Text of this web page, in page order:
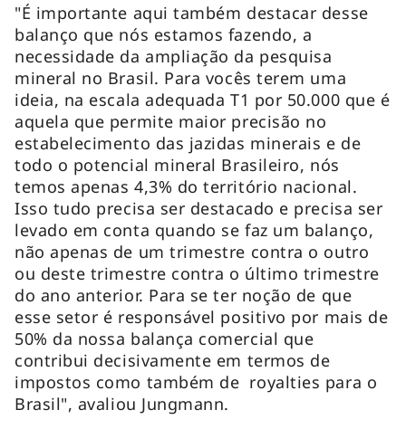
"É importante aqui também destacar desse
balanço que nós estamos fazendo, a
necessidade da ampliação da pesquisa
mineral no Brasil. Para vocês terem uma
ideia, na escala adequada T1 por 50.000 que é
aquela que permite maior precisão no
estabelecimento das jazidas minerais e de
todo o potencial mineral Brasileiro, nós
temos apenas 4,3% do território nacional.
Isso tudo precisa ser destacado e precisa ser
levado em conta quando se faz um balanço,
não apenas de um trimestre contra o outro
ou deste trimestre contra o último trimestre
do ano anterior. Para se ter noção de que
esse setor é responsável positivo por mais de
50% da nossa balança comercial que
contribui decisivamente em termos de
impostos como também de royalties para o
Brasil", avaliou Jungmann.